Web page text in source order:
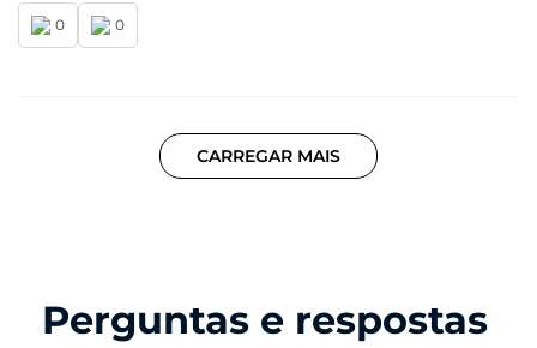
0 0
CARREGAR MAIS
Perguntas e respostas